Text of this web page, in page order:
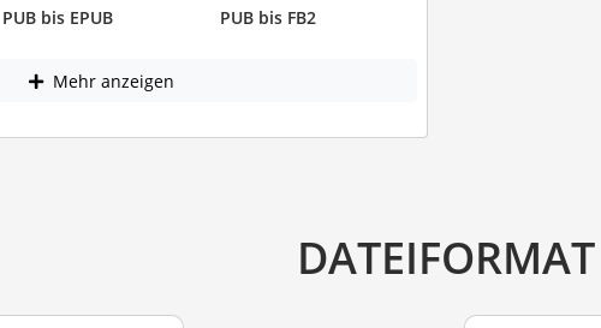
PUB bis EPUB PUB bis FB2
Mehr anzeigen
DATEIFORMAT